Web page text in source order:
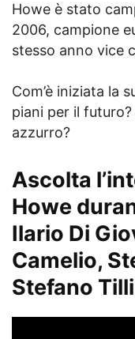
Howe è stato
2006, campione
stesso anno vice
Com’è iniziata la
piani per il
azzurro?
Ascolta
Howe
Ilario Di
Camelio,
Stefano